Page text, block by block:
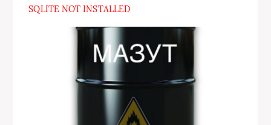
SQLITE NOT INSTALLED